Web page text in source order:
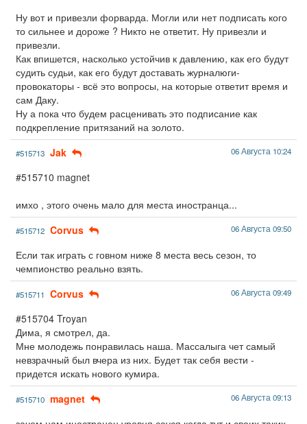
Ну вот и привезли форварда. Могли или нет подписать кого
то сильнее и дороже ? Никто не ответит. Ну привезли и
привезли.
Как впишется, насколько устойчив к давлению, как его будут
судить судьи, как его будут доставать журналюги-
провокаторы - всё это вопросы, на которые ответит время и
сам Даку.
Ну а пока что будем расценивать это подписание как
подкрепление притязаний на золото.
#515713 Jak 06 Августа 10:24
#515710 magnet
имхо , этого очень мало для места иностранца...
#515712 Corvus 06 Августа 09:50
Если так играть с говном ниже 8 места весь сезон, то
чемпионство реально взять.
#515711 Corvus 06 Августа 09:49
#515704 Troyan
Дима, я смотрел, да.
Мне молодежь понравилась наша. Массалыга чет самый
невзрачный был вчера из них. Будет так себя вести -
придется искать нового кумира.
#515710 magnet 06 Августа 09:13